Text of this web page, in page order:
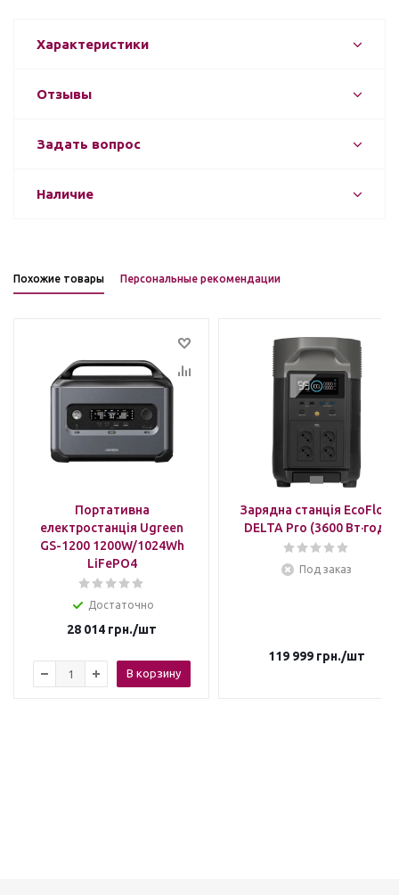
Характеристики
Отзывы
Задать вопрос
Наличие
Похожие товары Персональные рекомендации
Портативна
електростанція Ugreen
GS-1200 1200W/1024Wh
LiFePO4
Достаточно
28 014 грн./шт
В корзину
Зарядна станція EcoFlow
DELTA Pro (3600 Вт·год)
Под заказ
119 999 грн./шт